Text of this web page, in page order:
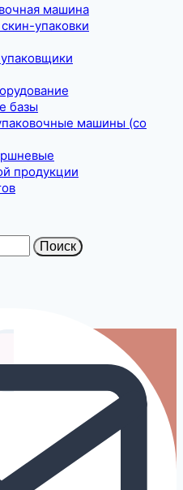
машина
упаковки
базы
машины (со
продукции
Поиск